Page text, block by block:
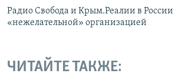
Радио Свобода и Крым.Реалии в
«нежелательной» организацией
ЧИТАЙТЕ ТАКЖЕ: